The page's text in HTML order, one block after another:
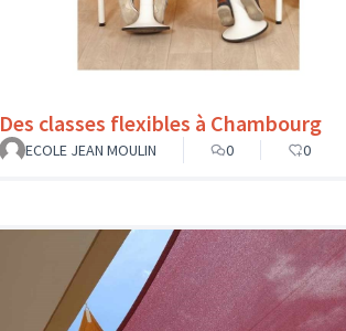
Des classes flexibles à Chambourg
ECOLE JEAN MOULIN 0 0